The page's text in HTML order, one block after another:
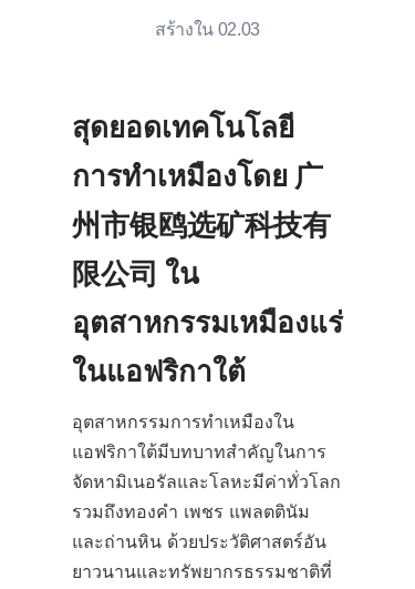
สร้างใน 02.03
สุดยอดเทคโนโลยี
การทำเหมืองโดย 广
州市银鸥选矿科技有
限公司 ใน
อุตสาหกรรมเหมืองแร่
อุตสาหกรรมการทำเหมืองใน
แอฟริกาใต้มีบทบาทสำคัญในการ
จัดหามิเนอรัลและโลหะมีค่าทั่วโลก
รวมถึงทองคำ เพชร แพลตตินัม
และถ่านหิน ด้วยประวัติศาสตร์อัน
ยาวนานและทรัพยากรธรรมชาติที่